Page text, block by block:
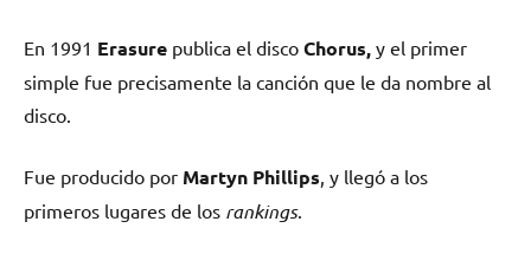
En 1991 Erasure publica el disco Chorus, y el primer
simple fue precisamente la canción que le da nombre al
disco.
Fue producido por Martyn Phillips, y llegó a los
primeros lugares de los rankings.